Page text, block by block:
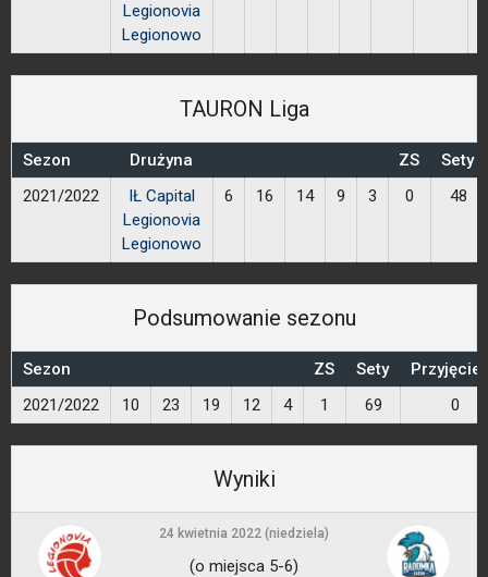
Legionovia
Legionowo
TAURON Liga
Sezon Drużyna ZS
Sety
2021/2022
IŁ Capital
Legionovia
Legionowo
6 16 14 9 3 0 48
Podsumowanie sezonu
Sezon ZS Sety
Przyjęcie
2021/2022
10 23 19 12 4 1 69 0
Wyniki
24 kwietnia 2022 (niedziela)
(o miejsca 5-6)